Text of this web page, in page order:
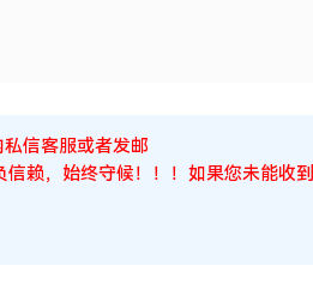
信客服或者发邮
赖，始终守候！！！如果您未能收到